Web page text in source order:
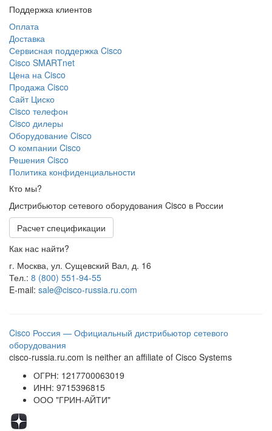
Поддержка клиентов
Оплата
Доставка
Сервисная поддержка Cisco
Cisco SMARTnet
Цена на Cisco
Продажа Cisco
Сайт Циско
Сisco телефон
Cisco дилеры
Оборудование Cisco
О компании Cisco
Решения Cisco
Политика конфиденциальности
Кто мы?
Дистрибьютор сетевого оборудования Cisco в России
Расчет спецификации
Как нас найти?
г. Москва, ул. Сущевский Вал, д. 16
Тел.: 8 (800) 551-94-55
E-mail: sale@cisco-russia.ru.com
Cisco Россия — Официальный дистрибьютор сетевого
оборудования
cisco-russia.ru.com is neither an affiliate of Cisco Systems
ОГРН: 1217700063019
ИНН: 9715396815
ООО "ГРИН-АЙТИ"